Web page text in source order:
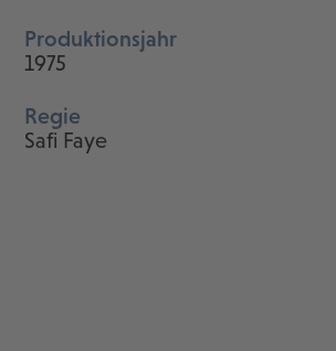
Produktionsjahr
1975
Regie
Safi Faye